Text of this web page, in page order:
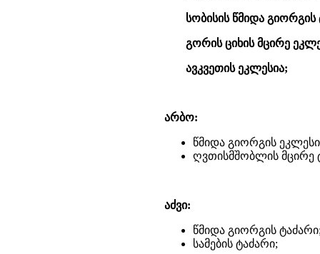
სობისის წმიდა გიორგის
გორის ციხის მცირე
ავკვეთის ეკლესია;
არბო:
წმიდა გიორგის
ღვთისმშობლის მცირე
აძვი:
წმიდა გიორგის
სამების ტაძარი;